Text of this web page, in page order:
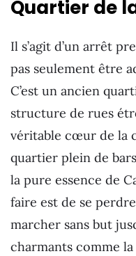
Quartier de
Il s’agit d’un arrêt
pas seulement être
C’est un ancien
structure de rues
véritable cœur de la
quartier plein de
la pure essence de
faire est de se
marcher sans but
charmants comme